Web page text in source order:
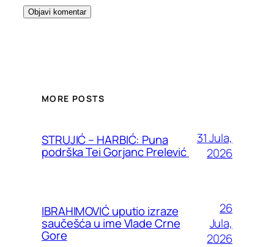
MORE POSTS
STRUJIĆ – HARBIĆ: Puna
podrška Tei Gorjanc Prelević
31 Jula,
2026
IBRAHIMOVIĆ uputio izraze
saučešća u ime Vlade Crne
Gore
26
Jula,
2026